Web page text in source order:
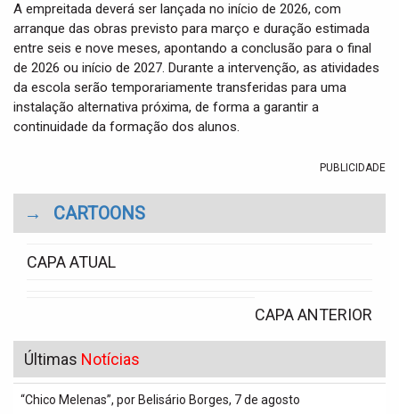
A empreitada deverá ser lançada no início de 2026, com
arranque das obras previsto para março e duração estimada
entre seis e nove meses, apontando a conclusão para o final
de 2026 ou início de 2027. Durante a intervenção, as atividades
da escola serão temporariamente transferidas para uma
instalação alternativa próxima, de forma a garantir a
continuidade da formação dos alunos.
PUBLICIDADE
→ CARTOONS
CAPA ATUAL
CAPA ANTERIOR
Últimas Notícias
“Chico Melenas”, por Belisário Borges, 7 de agosto